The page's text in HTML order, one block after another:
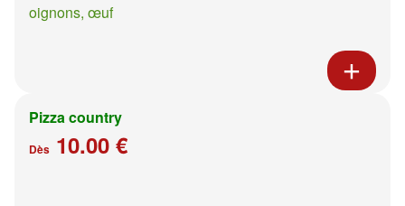
oignons, œuf
Pizza country
Dès 10.00 €